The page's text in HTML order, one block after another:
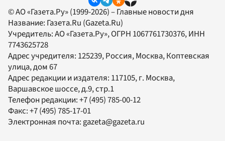
© АО «Газета.Ру» (1999-2026) – Главные новости дня
Название: Газета.Ru (Gazeta.Ru)
Учредитель:АО «Газета.Ру», ОГРН 1067761730376, ИНН
7743625728
Адрес учредителя: 125239, Россия, Москва, Коптевская
улица, дом 67
Адрес редакции и издателя: 117105, г. Москва,
Варшавское шоссе, д.9, стр.1
Телефон редакции:+7 (495) 785-00-12
Факс:+7 (495) 785-17-01
Электронная почта:gazeta@gazeta.ru